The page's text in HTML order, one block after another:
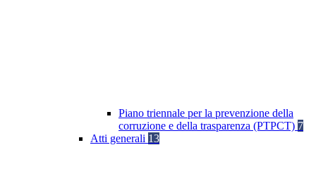
Piano triennale per la prevenzione della
corruzione e della trasparenza (PTPCT) 7
Atti generali 13